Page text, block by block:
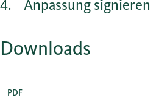
4 Anpassung signieren
Downloads
PDF